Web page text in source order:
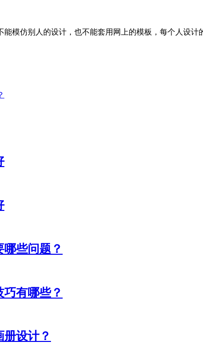
模仿别人的设计，也不能套用网上的模板，每个人设
些问题？
有哪些？
设计？